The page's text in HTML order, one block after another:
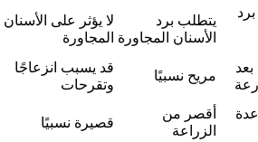
يتطلب برد
الأسنان المجاورة
لا يؤثر على الأسنان
المجاورة
مريح نسبيًا
قد يسبب انزعاجًا
وتقرحات
أقصر من
الزراعة
قصيرة نسبيًا